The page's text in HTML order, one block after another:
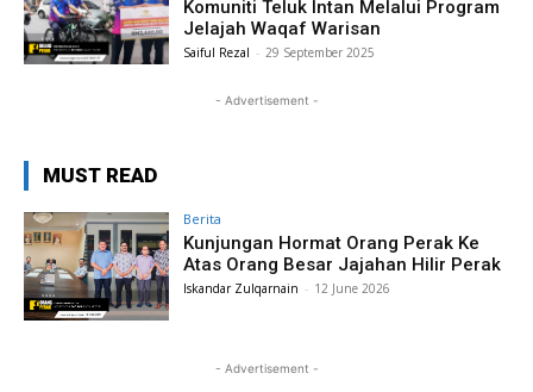
Komuniti Teluk Intan Melalui Program
Jelajah Waqaf Warisan
Saiful Rezal - 29 September 2025
- Advertisement -
MUST READ
Berita
Kunjungan Hormat Orang Perak Ke
Atas Orang Besar Jajahan Hilir Perak
Iskandar Zulqarnain - 12 June 2026
- Advertisement -